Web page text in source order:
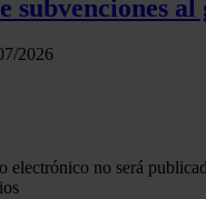
información
pueden combinarla
o que hayan
subvenciones al
2026
electrónico no será